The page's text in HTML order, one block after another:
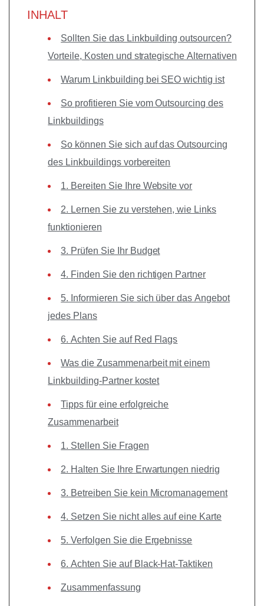
INHALT
Sollten Sie das Linkbuilding outsourcen?
Vorteile, Kosten und strategische Alternativen
Warum Linkbuilding bei SEO wichtig ist
So profitieren Sie vom Outsourcing des
Linkbuildings
So können Sie sich auf das Outsourcing
des Linkbuildings vorbereiten
1. Bereiten Sie Ihre Website vor
2. Lernen Sie zu verstehen, wie Links
funktionieren
3. Prüfen Sie Ihr Budget
4. Finden Sie den richtigen Partner
5. Informieren Sie sich über das Angebot
jedes Plans
6. Achten Sie auf Red Flags
Was die Zusammenarbeit mit einem
Linkbuilding-Partner kostet
Tipps für eine erfolgreiche
Zusammenarbeit
1. Stellen Sie Fragen
2. Halten Sie Ihre Erwartungen niedrig
3. Betreiben Sie kein Micromanagement
4. Setzen Sie nicht alles auf eine Karte
5. Verfolgen Sie die Ergebnisse
6. Achten Sie auf Black-Hat-Taktiken
Zusammenfassung